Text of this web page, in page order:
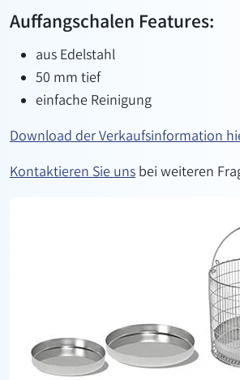
Auffangschalen Features:
aus Edelstahl
50 mm tief
einfache Reinigung
Download der Verkaufsinformation
Kontaktieren Sie unsbei weiteren